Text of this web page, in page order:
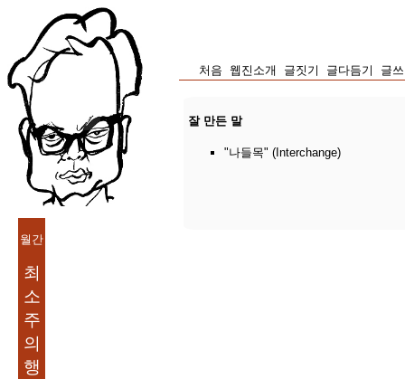
월간
최
소
주
의
행
처음 웹진소개 글짓기 글다듬기 글
잘 만든 말
"나들목" (Interchange)